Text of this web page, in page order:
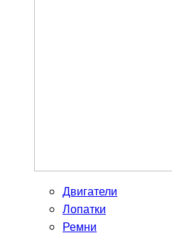
Двигатели
Лопатки
Ремни